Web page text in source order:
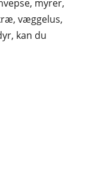
myrer,
væggelus,
kan du